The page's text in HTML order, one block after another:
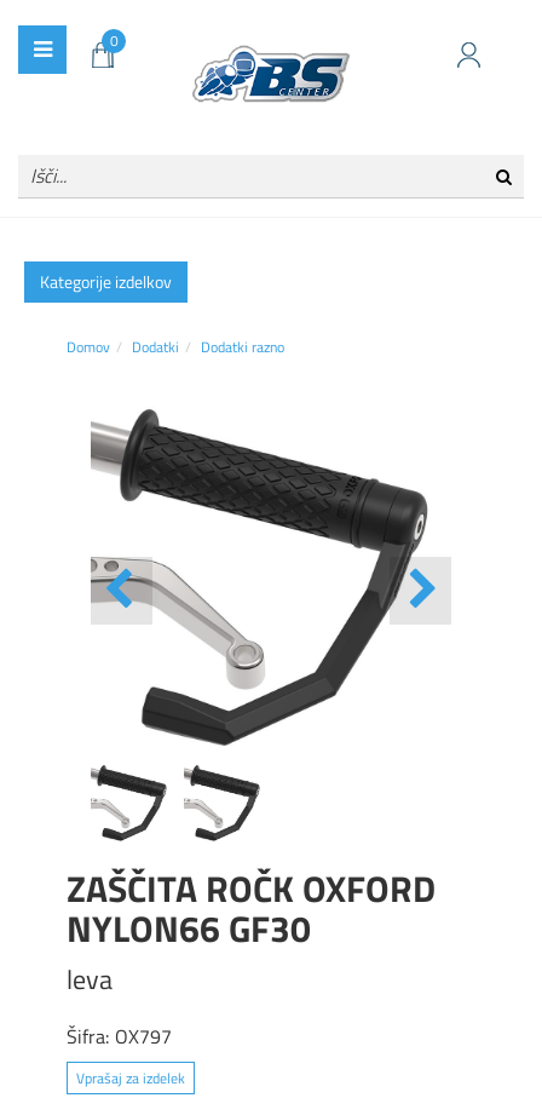
0
Kategorije izdelkov
Domov Dodatki Dodatki razno
ZAŠČITA ROČK OXFORD
NYLON66 GF30
leva
Šifra: OX797
Vprašaj za izdelek